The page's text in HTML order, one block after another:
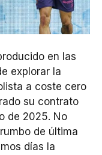
en las
explorar la
a coste cero
su contrato
de 2025. No
de última
días la